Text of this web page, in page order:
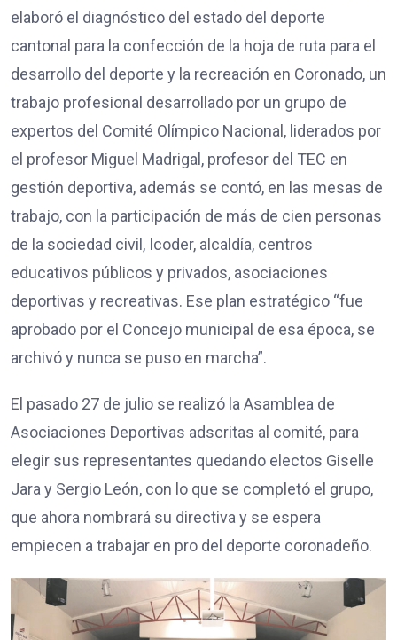
elaboró el diagnóstico del estado del deporte
cantonal para la confección de la hoja de ruta para el
desarrollo del deporte y la recreación en Coronado, un
trabajo profesional desarrollado por un grupo de
expertos del Comité Olímpico Nacional, liderados por
el profesor Miguel Madrigal, profesor del TEC en
gestión deportiva, además se contó, en las mesas de
trabajo, con la participación de más de cien personas
de la sociedad civil, Icoder, alcaldía, centros
educativos públicos y privados, asociaciones
deportivas y recreativas. Ese plan estratégico “fue
aprobado por el Concejo municipal de esa época, se
archivó y nunca se puso en marcha”.
El pasado 27 de julio se realizó la Asamblea de
Asociaciones Deportivas adscritas al comité, para
elegir sus representantes quedando electos Giselle
Jara y Sergio León, con lo que se completó el grupo,
que ahora nombrará su directiva y se espera
empiecen a trabajar en pro del deporte coronadeño.